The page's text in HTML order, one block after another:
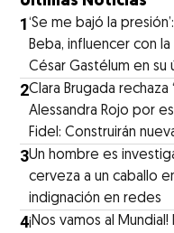
1‘Se me bajó la
Beba, influencer con
César Gastélum en su
2Clara Brugada rechaza
Alessandra Rojo por
Fidel: Construirán
3Un hombre es
cerveza a un caballo
indignación en redes
4¡Nos vamos al